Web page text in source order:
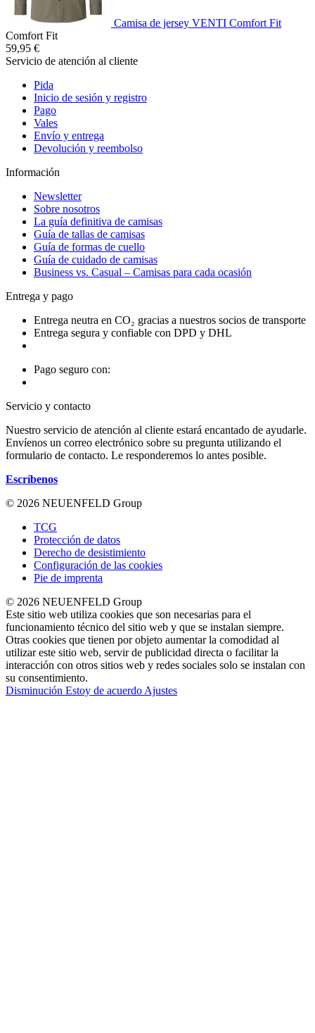
Camisa de jersey VENTI Comfort Fit
Comfort Fit
59,95 €
Servicio de atención al cliente
Pida
Inicio de sesión y registro
Pago
Vales
Envío y entrega
Devolución y reembolso
Información
Newsletter
Sobre nosotros
La guía definitiva de camisas
Guía de tallas de camisas
Guía de formas de cuello
Guía de cuidado de camisas
Business vs. Casual – Camisas para cada ocasión
Entrega y pago
Entrega neutra en CO₂ gracias a nuestros socios de transporte
Entrega segura y confiable con DPD y DHL
Pago seguro con:
Servicio y contacto
Nuestro servicio de atención al cliente estará encantado de ayudarle.
Envíenos un correo electrónico sobre su pregunta utilizando el
formulario de contacto. Le responderemos lo antes posible.
Escríbenos
© 2026 NEUENFELD Group
TCG
Protección de datos
Derecho de desistimiento
Configuración de las cookies
Pie de imprenta
© 2026 NEUENFELD Group
Este sitio web utiliza cookies que son necesarias para el
funcionamiento técnico del sitio web y que se instalan siempre.
Otras cookies que tienen por objeto aumentar la comodidad al
utilizar este sitio web, servir de publicidad directa o facilitar la
interacción con otros sitios web y redes sociales solo se instalan con
su consentimiento.
Disminución Estoy de acuerdo Ajustes